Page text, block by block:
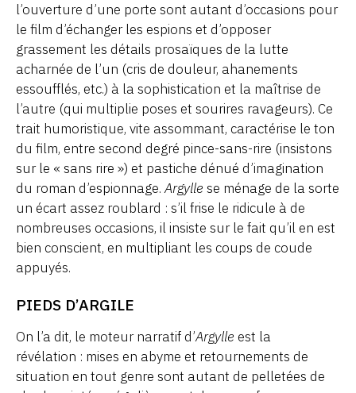
l’ouverture d’une porte sont autant d’occasions pour
le film d’échanger les espions et d’opposer
grassement les détails prosaïques de la lutte
acharnée de l’un (cris de douleur, ahanements
essoufflés, etc.) à la sophistication et la maîtrise de
l’autre (qui multiplie poses et sourires ravageurs). Ce
trait humoristique, vite assommant, caractérise le ton
du film, entre second degré pince-sans-rire (insistons
sur le « sans rire ») et pastiche dénué d’imagination
du roman d’espionnage.Argylle se ménage de la sorte
un écart assez roublard : s’il frise le ridicule à de
nombreuses occasions, il insiste sur le fait qu’il en est
bien conscient, en multipliant les coups de coude
appuyés.
PIEDS D’ARGILE
On l’a dit, le moteur narratif d’Argylle est la
révélation : mises en abyme et retournements de
situation en tout genre sont autant de pelletées de